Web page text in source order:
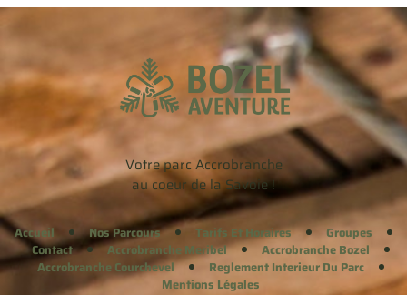
Votre parc Accrobranche
au coeur de la Savoie !
Accueil Nos Parcours Tarifs Et Horaires
Groupes
Contact
Accrobranche Meribel
Accrobranche Bozel
Accrobranche Courchevel
Reglement Interieur Du Parc
Mentions Légales